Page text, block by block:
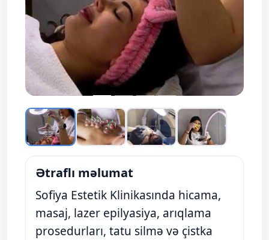
Ətraflı məlumat
Sofiya Estetik Klinikasında hicama,
masaj, lazer epilyasiya, arıqlama
prosedurları, tatu silmə və çistka